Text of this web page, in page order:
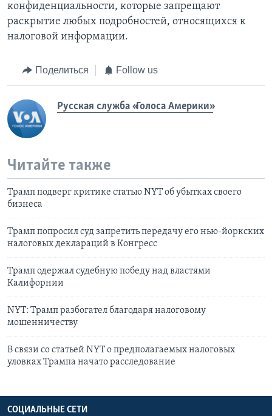
конфиденциальности, которые запрещают
раскрытие любых подробностей, относящихся к
налоговой информации.
Поделиться Follow us
Русская служба «Голоса Америки»
Читайте также
Трамп подверг критике статью NYT об убытках своего
бизнеса
Трамп попросил суд запретить передачу его нью-йоркских
налоговых деклараций в Конгресс
Трамп одержал судебную победу над властями
Калифорнии
NYT: Трамп разбогател благодаря налоговому
мошенничеству
В связи со статьей NYT о предполагаемых налоговых
уловках Трампа начато расследование
СОЦИАЛЬНЫЕ СЕТИ